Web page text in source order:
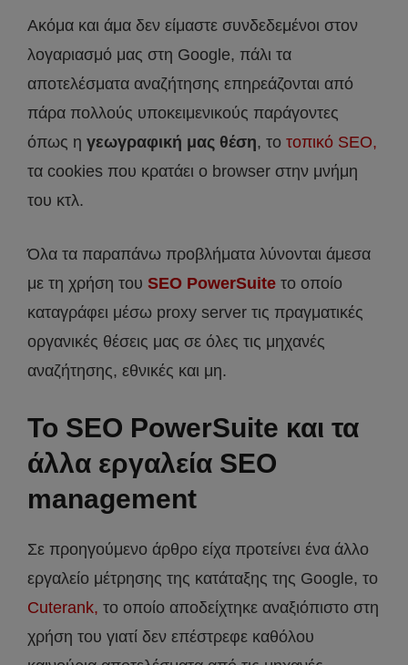
Ακόμα και άμα δεν είμαστε συνδεδεμένοι στον
λογαριασμό μας στη Google, πάλι τα
αποτελέσματα αναζήτησης επηρεάζονται από
πάρα πολλούς υποκειμενικούς παράγοντες
όπως η γεωγραφική μας θέση, το τοπικό SEO,
τα cookies που κρατάει ο browser στην μνήμη
του κτλ.
Όλα τα παραπάνω προβλήματα λύνονται άμεσα
με τη χρήση του SEO PowerSuite το οποίο
καταγράφει μέσω proxy server τις πραγματικές
οργανικές θέσεις μας σε όλες τις μηχανές
αναζήτησης, εθνικές και μη.
Το SEO PowerSuite και τα
άλλα εργαλεία SEO
management
Σε προηγούμενο άρθρο είχα προτείνει ένα άλλο
εργαλείο μέτρησης της κατάταξης της Google, το
Cuterank, το οποίο αποδείχτηκε αναξιόπιστο στη
χρήση του γιατί δεν επέστρεφε καθόλου